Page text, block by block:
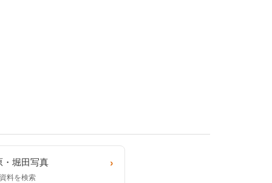
・堀田写真 ›
料を検索